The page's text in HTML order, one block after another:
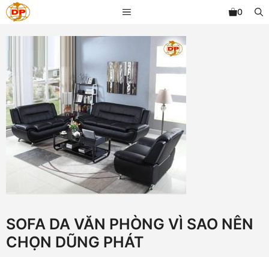
Chuyển
đến
nội
MENU 0
SOFA DA VĂN PHÒNG VÌ SAO NÊN
CHỌN DŨNG PHÁT